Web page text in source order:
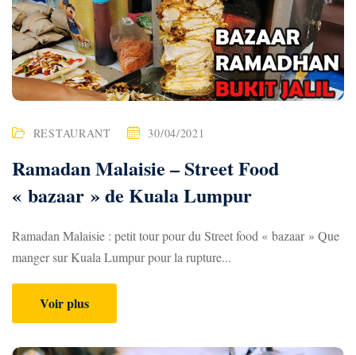
RESTAURANT 30/04/2021
Ramadan Malaisie – Street Food
« bazaar » de Kuala Lumpur
Ramadan Malaisie : petit tour pour du Street food « bazaar » Que
manger sur Kuala Lumpur pour la rupture...
Voir plus